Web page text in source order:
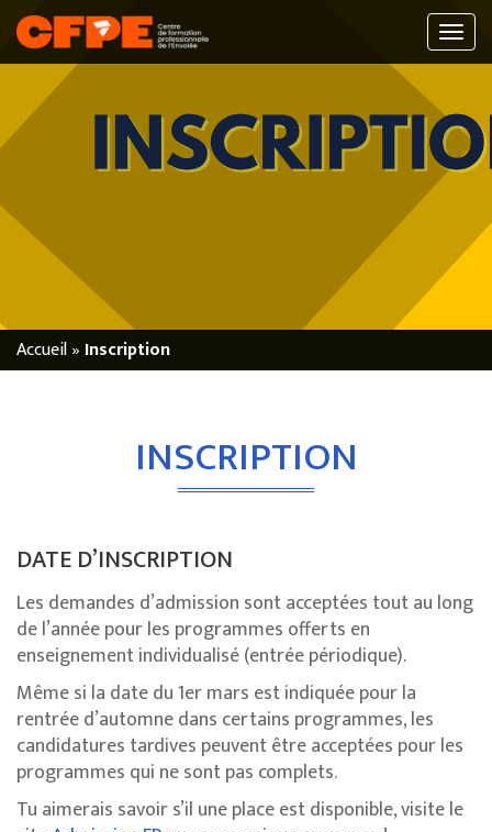
Accueil» Inscription
INSCRIPTION
DATE D’INSCRIPTION
Les demandes d’admission sont acceptées tout au long
de l’année pour les programmes offerts en
enseignement individualisé (entrée périodique).
Même si la date du 1er mars est indiquée pour la
rentrée d’automne dans certains programmes, les
candidatures tardives peuvent être acceptées pour les
programmes qui ne sont pas complets.
Tu aimerais savoir s’il une place est disponible, visite le